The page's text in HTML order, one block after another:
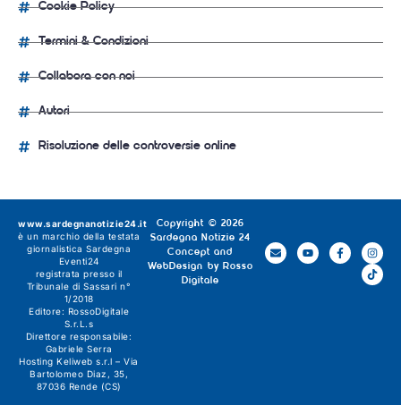
Cookie Policy
Termini & Condizioni
Collabora con noi
Autori
Risoluzione delle controversie online
Copyright © 2026
Sardegna Notizie 24
Concept and
WebDesign by Rosso
Digitale
www.sardegnanotizie24.it
è un marchio della testata
giornalistica Sardegna
Eventi24
registrata presso il
Tribunale di Sassari n°
1/2018
Editore: RossoDigitale
S.r.L.s
Direttore responsabile:
Gabriele Serra
Hosting Keliweb s.r.l – Via
Bartolomeo Diaz, 35,
87036 Rende (CS)